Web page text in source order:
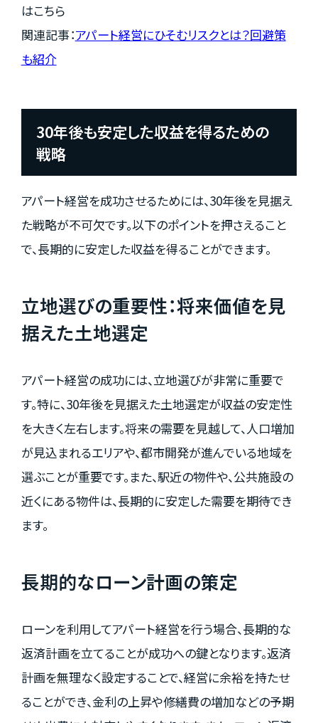
はこちら
関連記事：アパート経営にひそむリスクとは？回避策
も紹介
30年後も安定した収益を得るための
戦略
アパート経営を成功させるためには、30年後を見据え
た戦略が不可欠です。以下のポイントを押さえること
で、長期的に安定した収益を得ることができます。
立地選びの重要性：将来価値を見
据えた土地選定
アパート経営の成功には、立地選びが非常に重要で
す。特に、30年後を見据えた土地選定が収益の安定性
を大きく左右します。将来の需要を見越して、人口増加
が見込まれるエリアや、都市開発が進んでいる地域を
選ぶことが重要です。また、駅近の物件や、公共施設の
近くにある物件は、長期的に安定した需要を期待でき
ます。
長期的なローン計画の策定
ローンを利用してアパート経営を行う場合、長期的な
返済計画を立てることが成功への鍵となります。返済
計画を無理なく設定することで、経営に余裕を持たせ
ることができ、金利の上昇や修繕費の増加などの予期